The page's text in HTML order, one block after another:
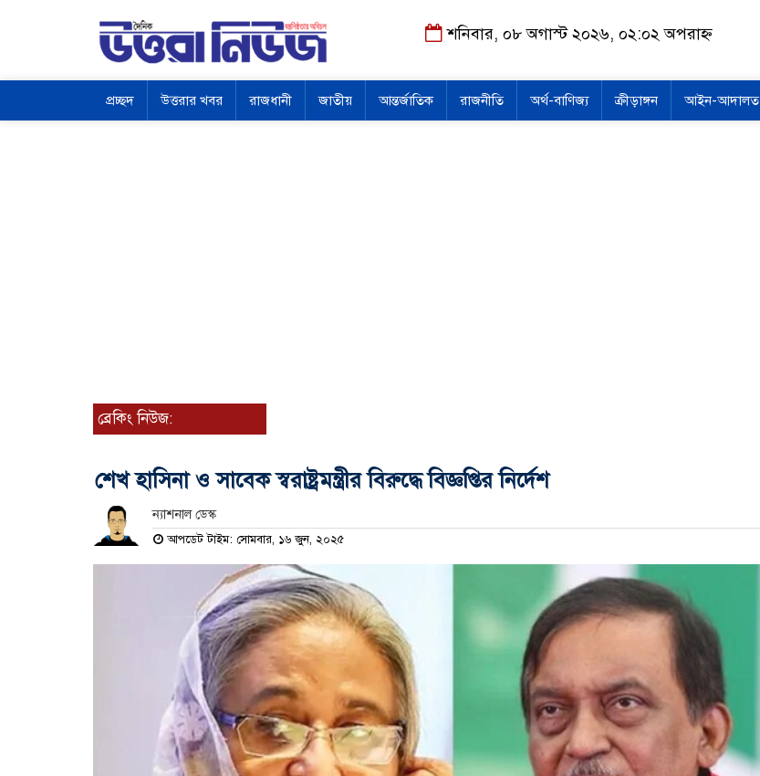
শনিবার, ০৮ অগাস্ট ২০২৬, ০২:০২ অপরাহ্ন
প্রচ্ছদ উত্তরার খবর রাজধানী জাতীয় আন্তর্জাতিক রাজনীতি অর্থ-বাণিজ্য ক্রীড়াঙ্গন আইন-আদালত
ব্রেকিং নিউজ:
শেখ হাসিনা ও সাবেক স্বরাষ্ট্রমন্ত্রীর বিরুদ্ধে বিজ্ঞপ্তির নির্দেশ
ন্যাশনাল ডেস্ক
আপডেট টাইম: সোমবার, ১৬ জুন, ২০২৫